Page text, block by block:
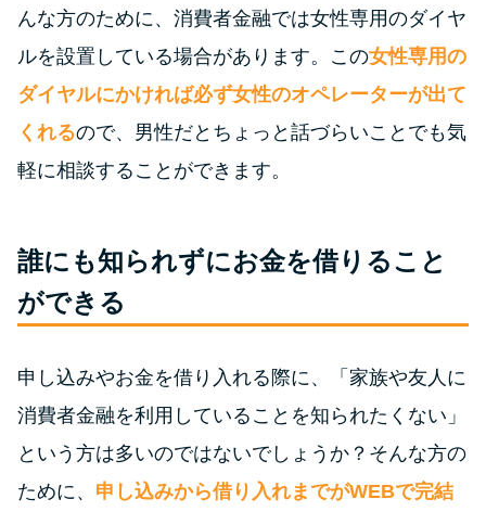
種類や特徴で探す
銀行カードローンを選ぶべき4つ
無利息期間を利用して利息0円で
種類・特徴別一覧
は解決しないと危険な理由と対
処法3つ
んな方のために、消費者金融では女性専用のダイヤ
ルを設置している場合があります。この女性専用の
ダイヤルにかければ必ず女性のオペレーターが出て
くれるので、男性だとちょっと話づらいことでも気
軽に相談することができます。
誰にも知られずにお金を借りること
ができる
申し込みやお金を借り入れる際に、「家族や友人に
消費者金融を利用していることを知られたくない」
という方は多いのではないでしょうか？そんな方の
ために、 申し込みから借り入れまでがWEBで完結